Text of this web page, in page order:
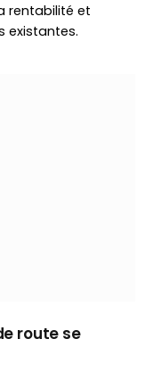
rentabilité et
existantes.
route se